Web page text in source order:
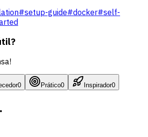
#setup-guide#docker#self-
0 Prático0 Inspirador0